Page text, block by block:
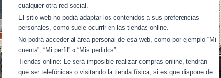
cualquier otra red social.
El sitio web no podrá adaptar los contenidos a sus preferencias
personales, como suele ocurrir en las tiendas online.
No podrá acceder al área personal de esa web, como por ejemplo “Mi
cuenta”, “Mi perfil” o “Mis pedidos”.
Tiendas online: Le será imposible realizar compras online, tendrán
que ser telefónicas o visitando la tienda física, si es que dispone de